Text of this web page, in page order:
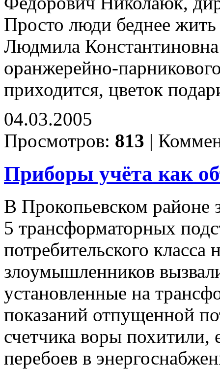
Просто люди беднее жить
Людмила Константиновна
оранжерейно-
приходится, цветок
04.03.2005
Просмотров: 813 |
Приборы учёта как
В Прокопьевском районе
5 трансформаторных
потребительского
злоумышленников
установленные на
показаний отпущенной
счетчика воры
перебоев в